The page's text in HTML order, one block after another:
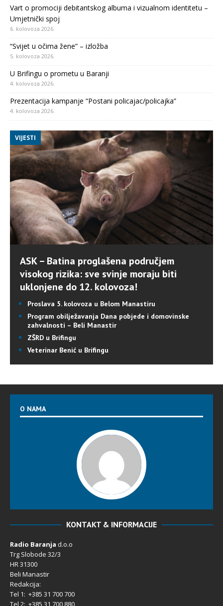
Vart o promociji debitantskog albuma i vizualnom identitetu –
Umjetnički spoj
6. kolovoza 2026.
“Svijet u očima žene” – izložba
5. kolovoza 2026.
U Brifingu o prometu u Baranji
4. kolovoza 2026.
Prezentacija kampanje “Postani policajac/policajka”
4. kolovoza 2026.
VIJESTI
ASK – Batina proglašena područjem
visokog rizika: sve svinje moraju biti
uklonjene do 12. kolovoza!
Proslava 5. kolovoza u Belom Manastiru
Program obilježavanja Dana pobjede i domovinske
zahvalnosti – Beli Manastir
ZŠRD u Brifingu
Veterinar Benić u Brifingu
O NAMA
KONTAKT & INFORMACIJE
Radio Baranja d.o.o
Trg Slobode 32/3
HR 31300
Beli Manastir
Redakcija:
Tel 1: +385 31 700 700
Tel 2: +385 31 700 880